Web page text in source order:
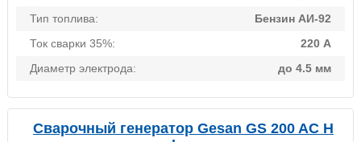
Тип топлива:
Бензин АИ-92
Ток сварки 35%:
220 А
Диаметр электрода:
до 4.5 мм
Сварочный генератор Gesan GS 200 AC H